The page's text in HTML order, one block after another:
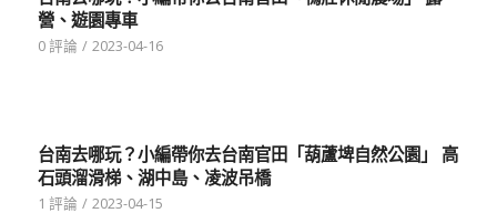
營、遊園專車
0 評論 / 2023-04-16
台南去哪玩？小編帶你去台南官田「葫蘆埤自然公園」 高
石頭溜滑梯、湖中島、凌波吊橋
1 評論 / 2023-04-15